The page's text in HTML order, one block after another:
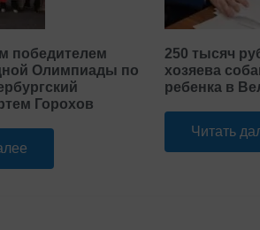
победителем
Олимпиады по
Горохов
250 тысяч
хозяева
ребенка в
Читать